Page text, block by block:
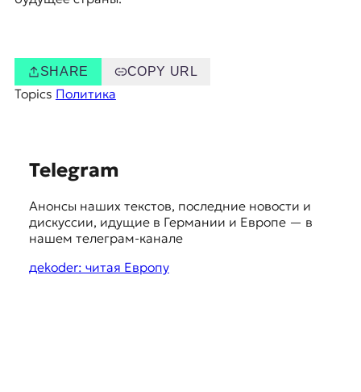
SHARE COPY URL
Topics Политика
Telegram
Анонсы наших текстов, последние новости и
дискуссии, идущие в Германии и Европе — в
нашем телеграм-канале
дekoder: читая Европу